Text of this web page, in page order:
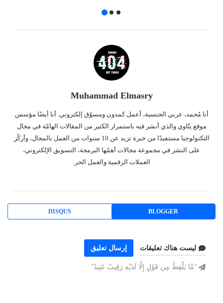
Muhammad Elmasry
أنا مُحمد، عربي الجنسية، أعمل كمدون ومسوّق إلكتروني. أنا أيضًا مؤسس
موقع نِتّاوي والذي أنشر فيه باستمرار الكثير من المقالات الهامّة في مجال
التكنولوجيا مستفيدًا من خبرة تزيد عن 10 سنوات من العمل بالمجال، وأركّز
على النشر في مجموعة مجالات أهمّها البرمجة، التسويق الإلكتروني،
العملات الرقمية والعمل الحر.
BLOGGER
DISQUS
ليست هناك تعليقات إرسال تعليق
"مَّا يَلْفِظُ مِن قَوْلٍ إِلَّا لَدَيْهِ رَقِيبٌ عَتِيدٌ"